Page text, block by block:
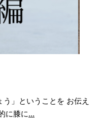
」ということを お伝え
に膝に...